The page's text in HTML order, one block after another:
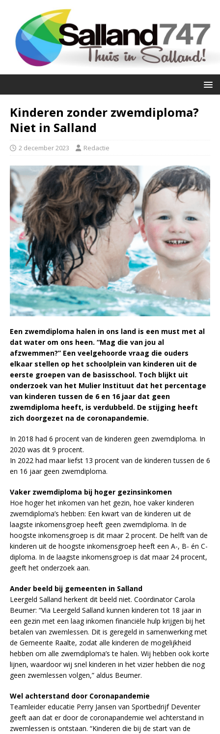
Kinderen zonder zwemdiploma?
Niet in Salland
2 december 2023 Redactie
Een zwemdiploma halen in ons land is een must met al
dat water om ons heen. “Mag die van jou al
afzwemmen?” Een veelgehoorde vraag die ouders
elkaar stellen op het schoolplein van kinderen uit de
eerste groepen van de basisschool. Toch blijkt uit
onderzoek van het Mulier Instituut dat het percentage
van kinderen tussen de 6 en 16 jaar dat geen
zwemdiploma heeft, is verdubbeld. De stijging heeft
zich doorgezet na de coronapandemie.
In 2018 had 6 procent van de kinderen geen zwemdiploma. In
2020 was dit 9 procent.
In 2022 had maar liefst 13 procent van de kinderen tussen de 6
en 16 jaar geen zwemdiploma.
Vaker zwemdiploma bij hoger gezinsinkomen
Hoe hoger het inkomen van het gezin, hoe vaker kinderen
zwemdiploma’s hebben: Een kwart van de kinderen uit de
laagste inkomensgroep heeft geen zwemdiploma. In de
hoogste inkomensgroep is dit maar 2 procent. De helft van de
kinderen uit de hoogste inkomensgroep heeft een A-, B- én C-
diploma. In de laagste inkomensgroep is dat maar 24 procent,
geeft het onderzoek aan.
Ander beeld bij gemeenten in Salland
Leergeld Salland herkent dit beeld niet. Coördinator Carola
Beumer: “Via Leergeld Salland kunnen kinderen tot 18 jaar in
een gezin met een laag inkomen financiële hulp krijgen bij het
betalen van zwemlessen. Dit is geregeld in samenwerking met
de Gemeente Raalte, zodat alle kinderen de mogelijkheid
hebben om alle zwemdiploma’s te halen. Wij hebben ook korte
lijnen, waardoor wij snel kinderen in het vizier hebben die nog
geen zwemlessen volgen,” aldus Beumer.
Wel achterstand door Coronapandemie
Teamleider educatie Perry Jansen van Sportbedrijf Deventer
geeft aan dat er door de coronapandemie wel achterstand in
zwemlessen is ontstaan. “Kinderen die bij de start van de